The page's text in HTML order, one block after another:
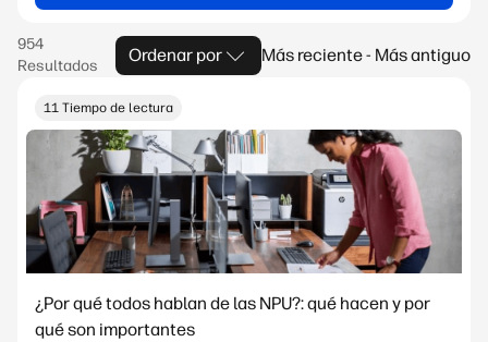
Ordenar por Más reciente - Más antiguo
11 Tiempo de lectura
¿Por qué todos hablan de las NPU?: qué hacen y por
qué son importantes